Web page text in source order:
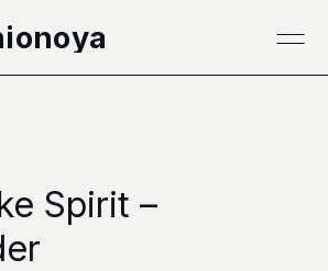
Spirit –